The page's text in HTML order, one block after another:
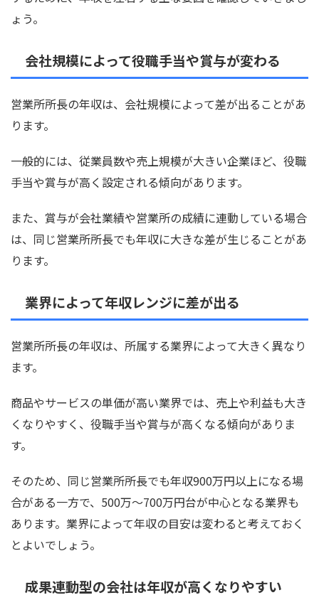
ょう。
会社規模によって役職手当や賞与が変わる
営業所所長の年収は、会社規模によって差が出ることがあ
ります。
一般的には、従業員数や売上規模が大きい企業ほど、役職
手当や賞与が高く設定される傾向があります。
また、賞与が会社業績や営業所の成績に連動している場合
は、同じ営業所所長でも年収に大きな差が生じることがあ
ります。
業界によって年収レンジに差が出る
営業所所長の年収は、所属する業界によって大きく異なり
ます。
商品やサービスの単価が高い業界では、売上や利益も大き
くなりやすく、役職手当や賞与が高くなる傾向がありま
す。
そのため、同じ営業所所長でも年収900万円以上になる場
合がある一方で、500万〜700万円台が中心となる業界も
あります。業界によって年収の目安は変わると考えておく
とよいでしょう。
成果連動型の会社は年収が高くなりやすい